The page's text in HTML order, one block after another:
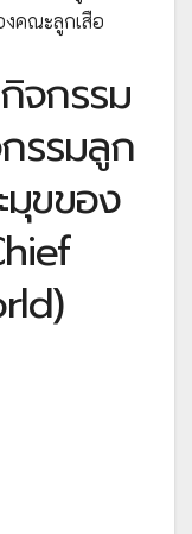
งคณะลูกเสือ
จกรรม
รรมลูก
มุขของ